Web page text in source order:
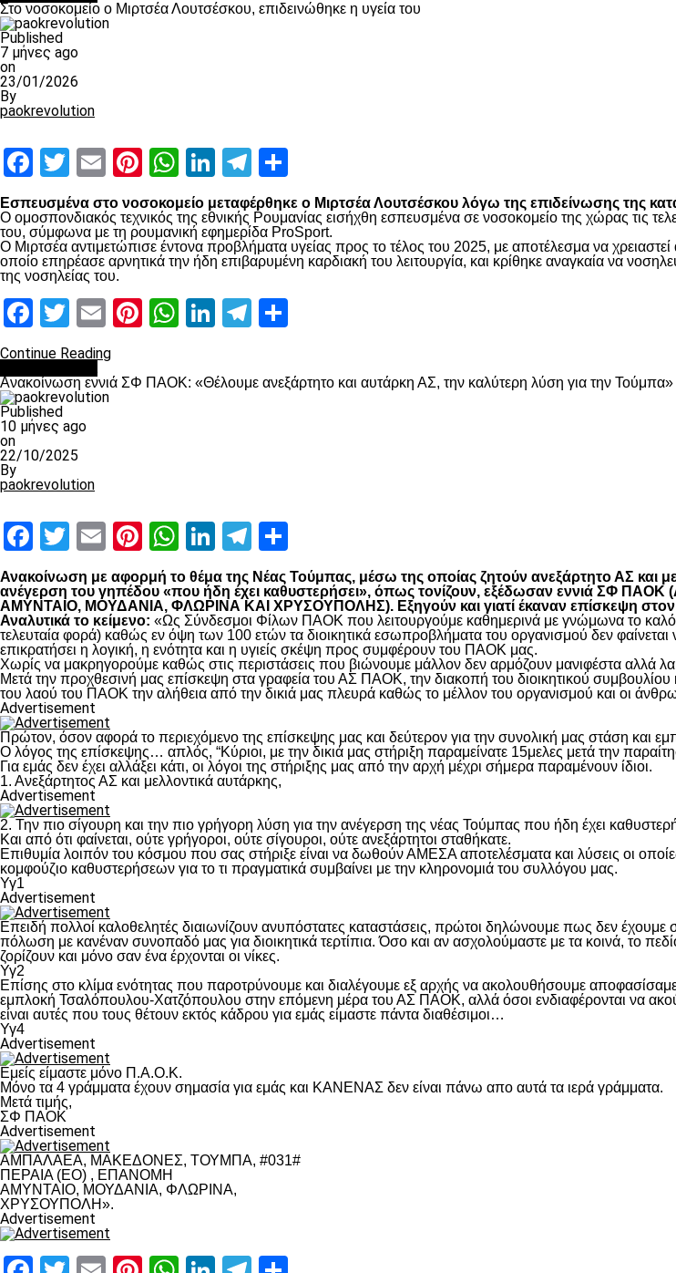
Στο νοσοκομείο ο Μιρτσέα Λουτσέσκου, επιδεινώθηκε η υγεία του
Published
7 μήνες ago
on
23/01/2026
By
paokrevolution
Facebook
Twitter
EmailPinterest
WhatsApp
LinkedIn
Telegram
Εσπευσμένα στο νοσοκομείο μεταφέρθηκε ο Μιρτσέα Λουτσέσκου λόγω της επιδείνωσης της
Ο ομοσπονδιακός τεχνικός της εθνικής Ρουμανίας εισήχθη εσπευσμένα σε νοσοκομείο της χώρας τις
του, σύμφωνα με τη ρουμανική εφημερίδα ProSport.
Ο Μιρτσέα αντιμετώπισε έντονα προβλήματα υγείας προς το τέλος του 2025, με αποτέλεσμα να
οποίο επηρέασε αρνητικά την ήδη επιβαρυμένη καρδιακή του λειτουργία, και κρίθηκε αναγκαία να
της νοσηλείας του.
Facebook
Twitter
EmailPinterest
WhatsApp
LinkedIn
Telegram
Continue Reading
Ανακοίνωση εννιά ΣΦ ΠΑΟΚ: «Θέλουμε ανεξάρτητο και αυτάρκη ΑΣ, την καλύτερη λύση για την Τούμπα»
Published
10 μήνες ago
on
22/10/2025
By
paokrevolution
Facebook
Twitter
EmailPinterest
WhatsApp
LinkedIn
Telegram
Ανακοίνωση με αφορμή το θέμα της Νέας Τούμπας, μέσω της οποίας ζητούν ανεξάρτητο ΑΣ και
ανέγερση του γηπέδου «που ήδη έχει καθυστερήσει», όπως τονίζουν, εξέδωσαν εννιά
ΑΜΥΝΤΑΙΟ, ΜΟΥΔΑΝΙΑ, ΦΛΩΡΙΝΑ ΚΑΙ ΧΡΥΣΟΥΠΟΛΗΣ). Εξηγούν και γιατί έκαναν επίσκεψη στον
Αναλυτικά το κείμενο: «Ως Σύνδεσμοι Φίλων ΠΑΟΚ που λειτουργούμε καθημερινά με γνώμωνα το καλό
τελευταία φορά) καθώς εν όψη των 100 ετών τα διοικητικά εσωπροβλήματα του οργανισμού δεν
επικρατήσει η λογική, η ενότητα και η υγιείς σκέψη προς συμφέρουν του ΠΑΟΚ μας.
Χωρίς να μακρηγορούμε καθώς στις περιστάσεις που βιώνουμε μάλλον δεν αρμόζουν μανιφέστα αλλά
Μετά την προχθεσινή μας επίσκεψη στα γραφεία του ΑΣ ΠΑΟΚ, την διακοπή του διοικητικού
του λαού του ΠΑΟΚ την αλήθεια από την δικιά μας πλευρά καθώς το μέλλον του οργανισμού και οι
Advertisement
Πρώτον, όσον αφορά το περιεχόμενο της επίσκεψης μας και δεύτερον για την συνολική μας στάση και
Ο λόγος της επίσκεψης… απλός, “Κύριοι, με την δικιά μας στήριξη παραμείνατε 15μελες μετά την
Για εμάς δεν έχει αλλάξει κάτι, οι λόγοι της στήριξης μας από την αρχή μέχρι σήμερα παραμένουν ίδιοι.
1. Ανεξάρτητος ΑΣ και μελλοντικά αυτάρκης,
Advertisement
2. Την πιο σίγουρη και την πιο γρήγορη λύση για την ανέγερση της νέας Τούμπας που ήδη έχει
Και από ότι φαίνεται, ούτε γρήγοροι, ούτε σίγουροι, ούτε ανεξάρτητοι σταθήκατε.
Επιθυμία λοιπόν του κόσμου που σας στήριξε είναι να δωθούν ΑΜΕΣΑ αποτελέσματα και λύσεις οι
κομφούζιο καθυστερήσεων για το τι πραγματικά συμβαίνει με την κληρονομιά του συλλόγου μας.
Υγ1
Advertisement
Επειδή πολλοί καλοθελητές διαιωνίζουν ανυπόστατες καταστάσεις, πρώτοι δηλώνουμε πως δεν
πόλωση με κανέναν συνοπαδό μας για διοικητικά τερτίπια. Όσο και αν ασχολούμαστε με τα κοινά, το
ζορίζουν και μόνο σαν ένα έρχονται οι νίκες.
Υγ2
Επίσης στο κλίμα ενότητας που παροτρύνουμε και διαλέγουμε εξ αρχής να ακολουθήσουμε
εμπλοκή Τσαλόπουλου-Χατζόπουλου στην επόμενη μέρα του ΑΣ ΠΑΟΚ, αλλά όσοι ενδιαφέρονται να
είναι αυτές που τους θέτουν εκτός κάδρου για εμάς είμαστε πάντα διαθέσιμοι…
Υγ4
Advertisement
Εμείς είμαστε μόνο Π.Α.Ο.Κ.
Μόνο τα 4 γράμματα έχουν σημασία για εμάς και ΚΑΝΕΝΑΣ δεν είναι πάνω απο αυτά τα ιερά γράμματα.
Μετά τιμής,
ΣΦ ΠΑΟΚ
Advertisement
ΑΜΠΑΛΑΕΑ, ΜΑΚΕΔΟΝΕΣ, ΤΟΥΜΠΑ, #031#
ΠΕΡΑΙΑ (ΕΟ) , ΕΠΑΝΟΜΗ
ΑΜΥΝΤΑΙΟ, ΜΟΥΔΑΝΙΑ, ΦΛΩΡΙΝΑ,
ΧΡΥΣΟΥΠΟΛΗ».
Advertisement